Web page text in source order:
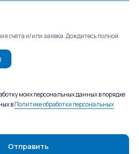
счёта и/или заявка. Дождитесь полной
моих персональных данных в порядке
вПолитике обработки персональных
Отправить